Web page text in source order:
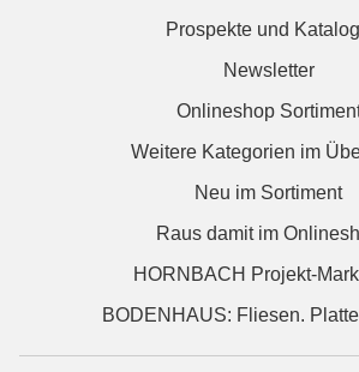
Prospekte und
Newsletter
Onlineshop
Weitere Kategorien im
Neu im Sortiment
Raus damit im
HORNBACH Projekt-
BODENHAUS: Fliesen.